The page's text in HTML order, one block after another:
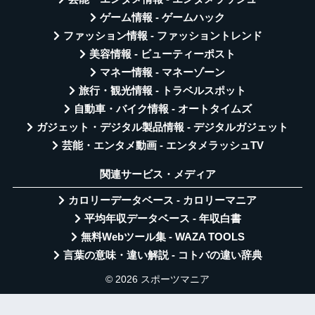
ゲーム情報 - ゲームハック
ファッション情報 - ファッショントレンド
美容情報 - ビューティーポスト
マネー情報 - マネーゾーン
旅行・観光情報 - トラベルスポット
自動車・バイク情報 - オートタイムズ
ガジェット・デジタル製品情報 - デジタルガジェット
芸能・エンタメ動画 - エンタメラッシュTV
関連サービス・メディア
カロリーデータベース - カロリーマニア
平均年収データベース - 年収白書
無料Webツール集 - WAZA TOOLS
言葉の意味・違い解説 - コトバの違い辞典
© 2026 スポーツマニア